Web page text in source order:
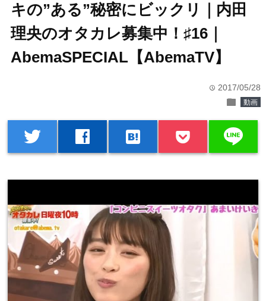
キの”ある”秘密にビックリ｜内田
理央のオタカレ募集中！♯16｜
AbemaSPECIAL【AbemaTV】
time 2017/05/28
folder 動画
twitter facebook hatenabookmark line